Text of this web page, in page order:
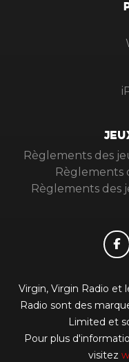
Règlements des
Règlements
Règlements des
Virgin, Virgin Radio et
Radio sont des
Limited et
Pour plus
visitez